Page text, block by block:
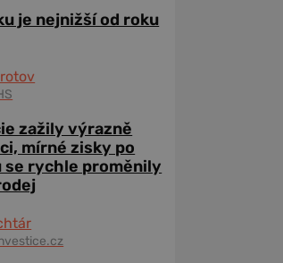
je nejnižší od roku
zažily výrazně
mírné zisky po
rychle proměnily